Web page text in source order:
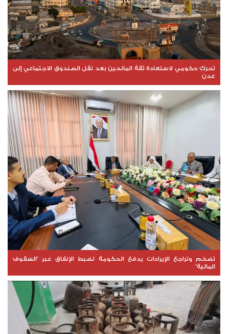
تحرك حكومي لاستعادة ثقة المانحين بعد نقل الصندوق الاجتماعي إلى
عدن
تضخم وتراجع الإيرادات يدفع الحكومة لضبط الإنفاق عبر "السقوف
المالية"